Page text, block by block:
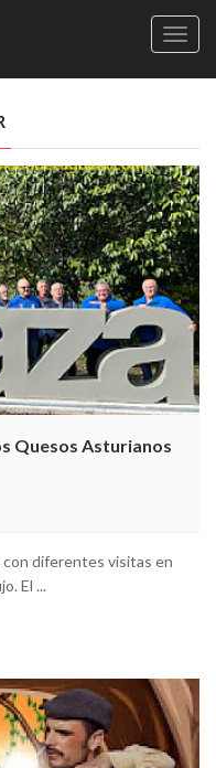
Quesos Asturianos
con diferentes visitas en
El ...